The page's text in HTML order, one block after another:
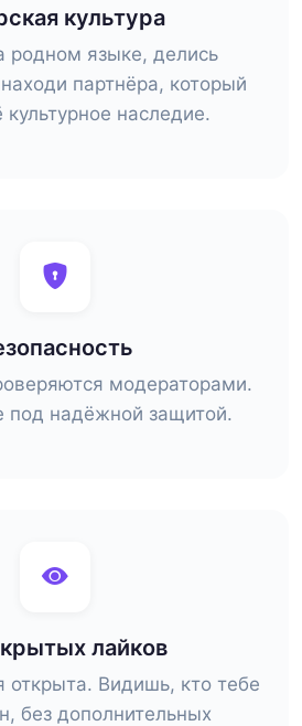
культура
родном языке, делись
партнёра, который
культурное наследие.
модераторами.
под надёжной защитой.
лайков
открыта. Видишь, кто тебе
без дополнительных